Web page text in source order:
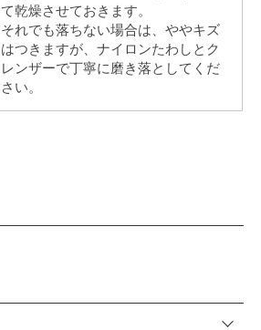
て乾燥させておきます。
それでも落ちない場合は、ややキズ
はつきますが、ナイロンたわしとク
レンザーで丁寧に磨き落としてくだ
さい。